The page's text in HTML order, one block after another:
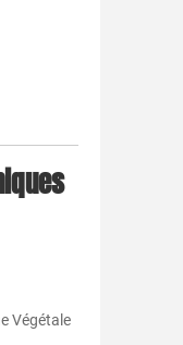
Végétale